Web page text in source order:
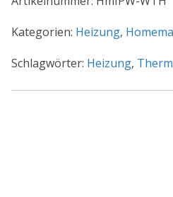
mit
HmIPW-
WTH
Kategorien: Heizung,
Schlagwörter: Heizung,